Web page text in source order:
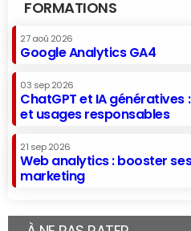
FORMATIONS
27 aoû 2026
Google Analytics GA4
03 sep 2026
ChatGPT et IA génératives
et usages responsables
21 sep 2026
Web analytics : booster
marketing